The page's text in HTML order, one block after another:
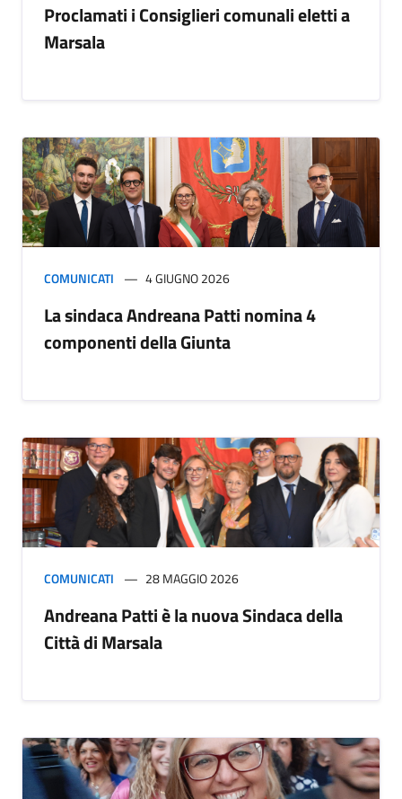
Proclamati i Consiglieri comunali eletti a
Marsala
COMUNICATI 4 GIUGNO 2026
La sindaca Andreana Patti nomina 4
componenti della Giunta
COMUNICATI 28 MAGGIO 2026
Andreana Patti è la nuova Sindaca della
Città di Marsala